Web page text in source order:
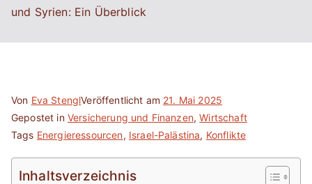
und Syrien: Ein Überblick
Von Eva StenglVeröffentlicht am 21. Mai 2025
Gepostet in Versicherung und Finanzen,Wirtschaft
Tags Energieressourcen, Israel-Palästina, Konflikte
Inhaltsverzeichnis